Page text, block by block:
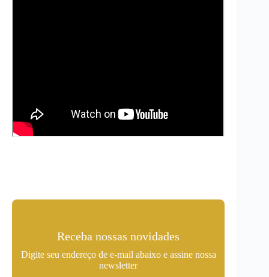
Receba nossas novidades
Digite seu endereço de e-mail abaixo e assine nossa
newsletter